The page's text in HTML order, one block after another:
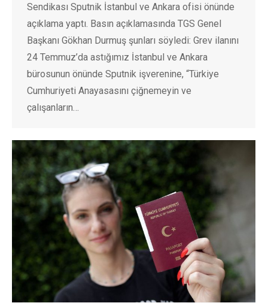
Sendikası Sputnik İstanbul ve Ankara ofisi önünde
açıklama yaptı. Basın açıklamasında TGS Genel
Başkanı Gökhan Durmuş şunları söyledi: Grev ilanını
24 Temmuz’da astığımız İstanbul ve Ankara
bürosunun önünde Sputnik işverenine, “Türkiye
Cumhuriyeti Anayasasını çiğnemeyin ve
çalışanların…